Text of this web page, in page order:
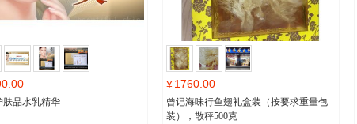
肤品水乳精华
¥1760.00
曾记海味行鱼翅礼盒装（按要求重量包
装），散秤500克